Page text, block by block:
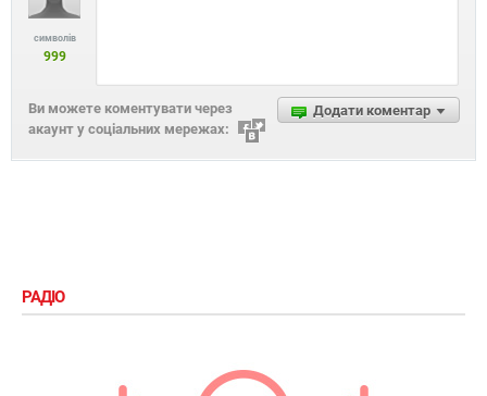
символів
999
Додати коментар
Ви можете коментувати через
акаунт у соціальних мережах:
РАДІО